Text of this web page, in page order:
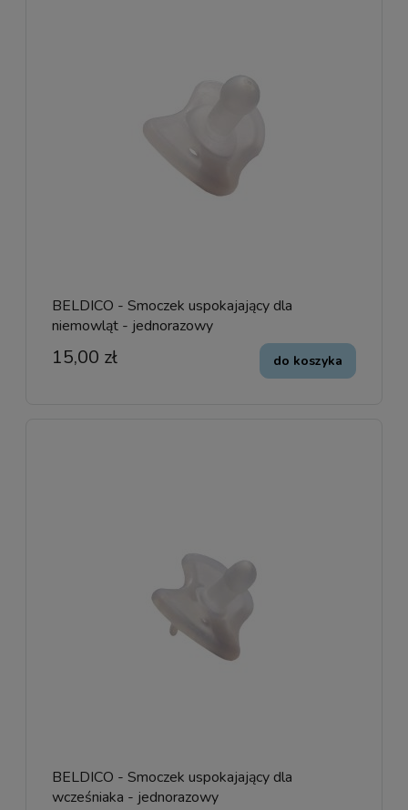
BELDICO - Smoczek uspokajający dla
niemowląt - jednorazowy
15,00 zł do koszyka
BELDICO - Smoczek uspokajający dla
wcześniaka - jednorazowy